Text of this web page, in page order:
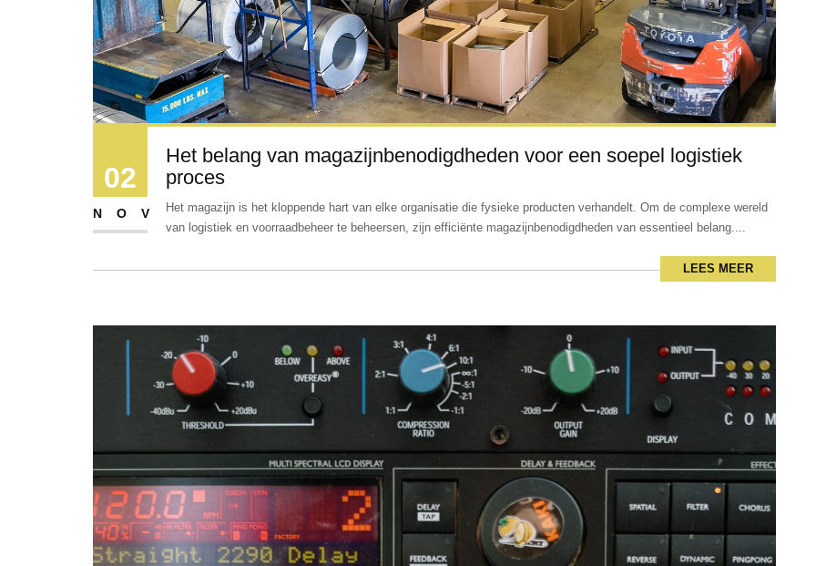
02
NOV
Het belang van magazijnbenodigdheden voor een soepel logistiek
proces
Het magazijn is het kloppende hart van elke organisatie die fysieke producten verhandelt. Om de complexe wereld
van logistiek en voorraadbeheer te beheersen, zijn efficiënte magazijnbenodigdheden van essentieel belang....
LEES MEER